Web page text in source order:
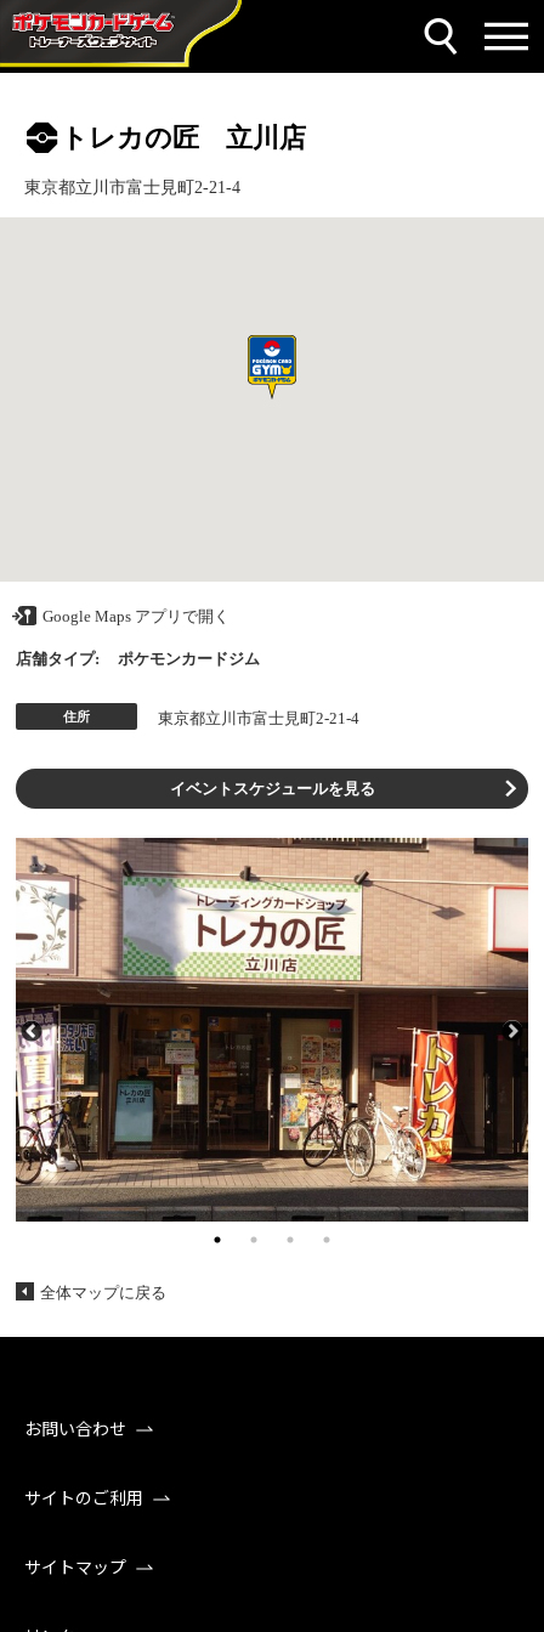
トレカの匠 立川店
東京都立川市富士見町2-21-4
Google Maps アプリで開く
店舗タイプ: ポケモンカードジム
住所 東京都立川市富士見町2-21-4
イベントスケジュールを見る
全体マップに戻る
お問い合わせ
サイトのご利用
サイトマップ